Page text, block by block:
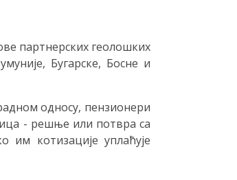
партнерских геолошких
Бугарске, Босне и
односу, пензионери
- решње или потвра са
котизације уплаћује